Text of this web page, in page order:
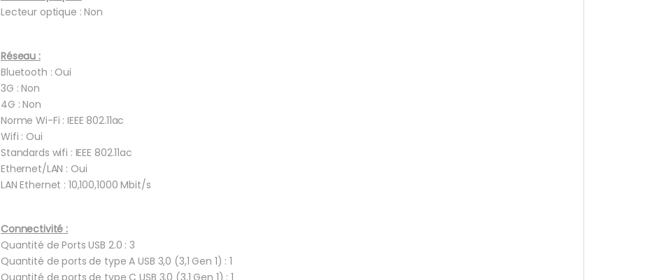
Lecteur optique : Non
Réseau :
Bluetooth : Oui
3G : Non
4G : Non
Norme Wi-Fi : IEEE 802.11ac
Wifi : Oui
Standards wifi : IEEE 802.11ac
Ethernet/LAN : Oui
LAN Ethernet : 10,100,1000 Mbit/s
Connectivité :
Quantité de Ports USB 2.0 : 3
Quantité de ports de type A USB 3,0 (3,1 Gen 1) : 1